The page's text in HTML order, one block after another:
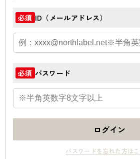
必須 ID（メールアドレス）
必須 パスワード
ログイン
パスワードを忘れた方は